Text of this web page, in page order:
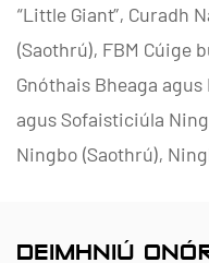
“Little Giant”, Curadh
(Saothrú), FBM Cúige
Gnóthais Bheaga
agus Sofaisticiúla
Ningbo (Saothrú),
DEIMHNIÚ